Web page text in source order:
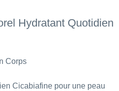
Hydratant Quotidien
Corps
Cicabiafine pour une peau